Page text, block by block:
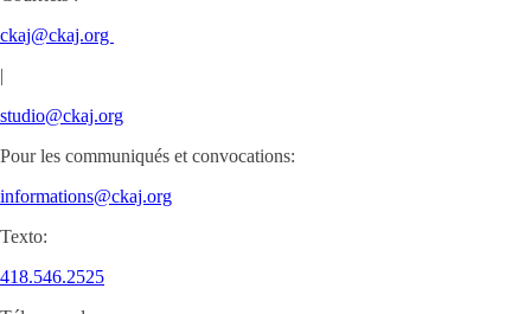
ckaj@ckaj.org
|
studio@ckaj.org
Pour les communiqués et convocations:
informations@ckaj.org
Texto:
418.546.2525